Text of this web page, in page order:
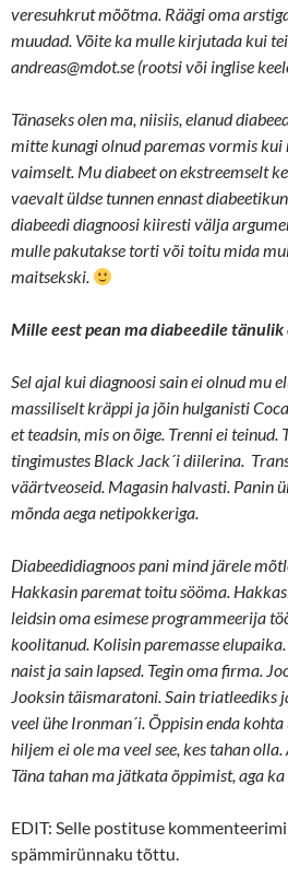
veresuhkrut mõõtma. Räägi oma
muudad. Võite ka mulle kirjutada kui
andreas@mdot.se (rootsi või inglise
Tänaseks olen ma, niisiis, elanud
mitte kunagi olnud paremas vormis
vaimselt. Mu diabeet on ekstreemselt
vaevalt üldse tunnen ennast
diabeedi diagnoosi kiiresti välja
mulle pakutakse torti või toitu mida
maitsekski.
Mille eest pean ma diabeedile tänulik
Sel ajal kui diagnoosi sain ei olnud mu
massiliselt kräppi ja jõin hulganisti
et teadsin, mis on õige. Trenni ei teinud.
tingimustes Black Jack´i diilerina.
väärtveoseid. Magasin halvasti. Panin
mõnda aega netipokkeriga.
Diabeedidiagnoos pani mind järele
Hakkasin paremat toitu sööma.
leidsin oma esimese programmeerija
koolitanud. Kolisin paremasse
naist ja sain lapsed. Tegin oma firma.
Jooksin täismaratoni. Sain triatleediks
veel ühe Ironman´i. Õppisin enda
hiljem ei ole ma veel see, kes tahan
Täna tahan ma jätkata õppimist, aga
EDIT: Selle postituse
spämmirünnaku tõttu.